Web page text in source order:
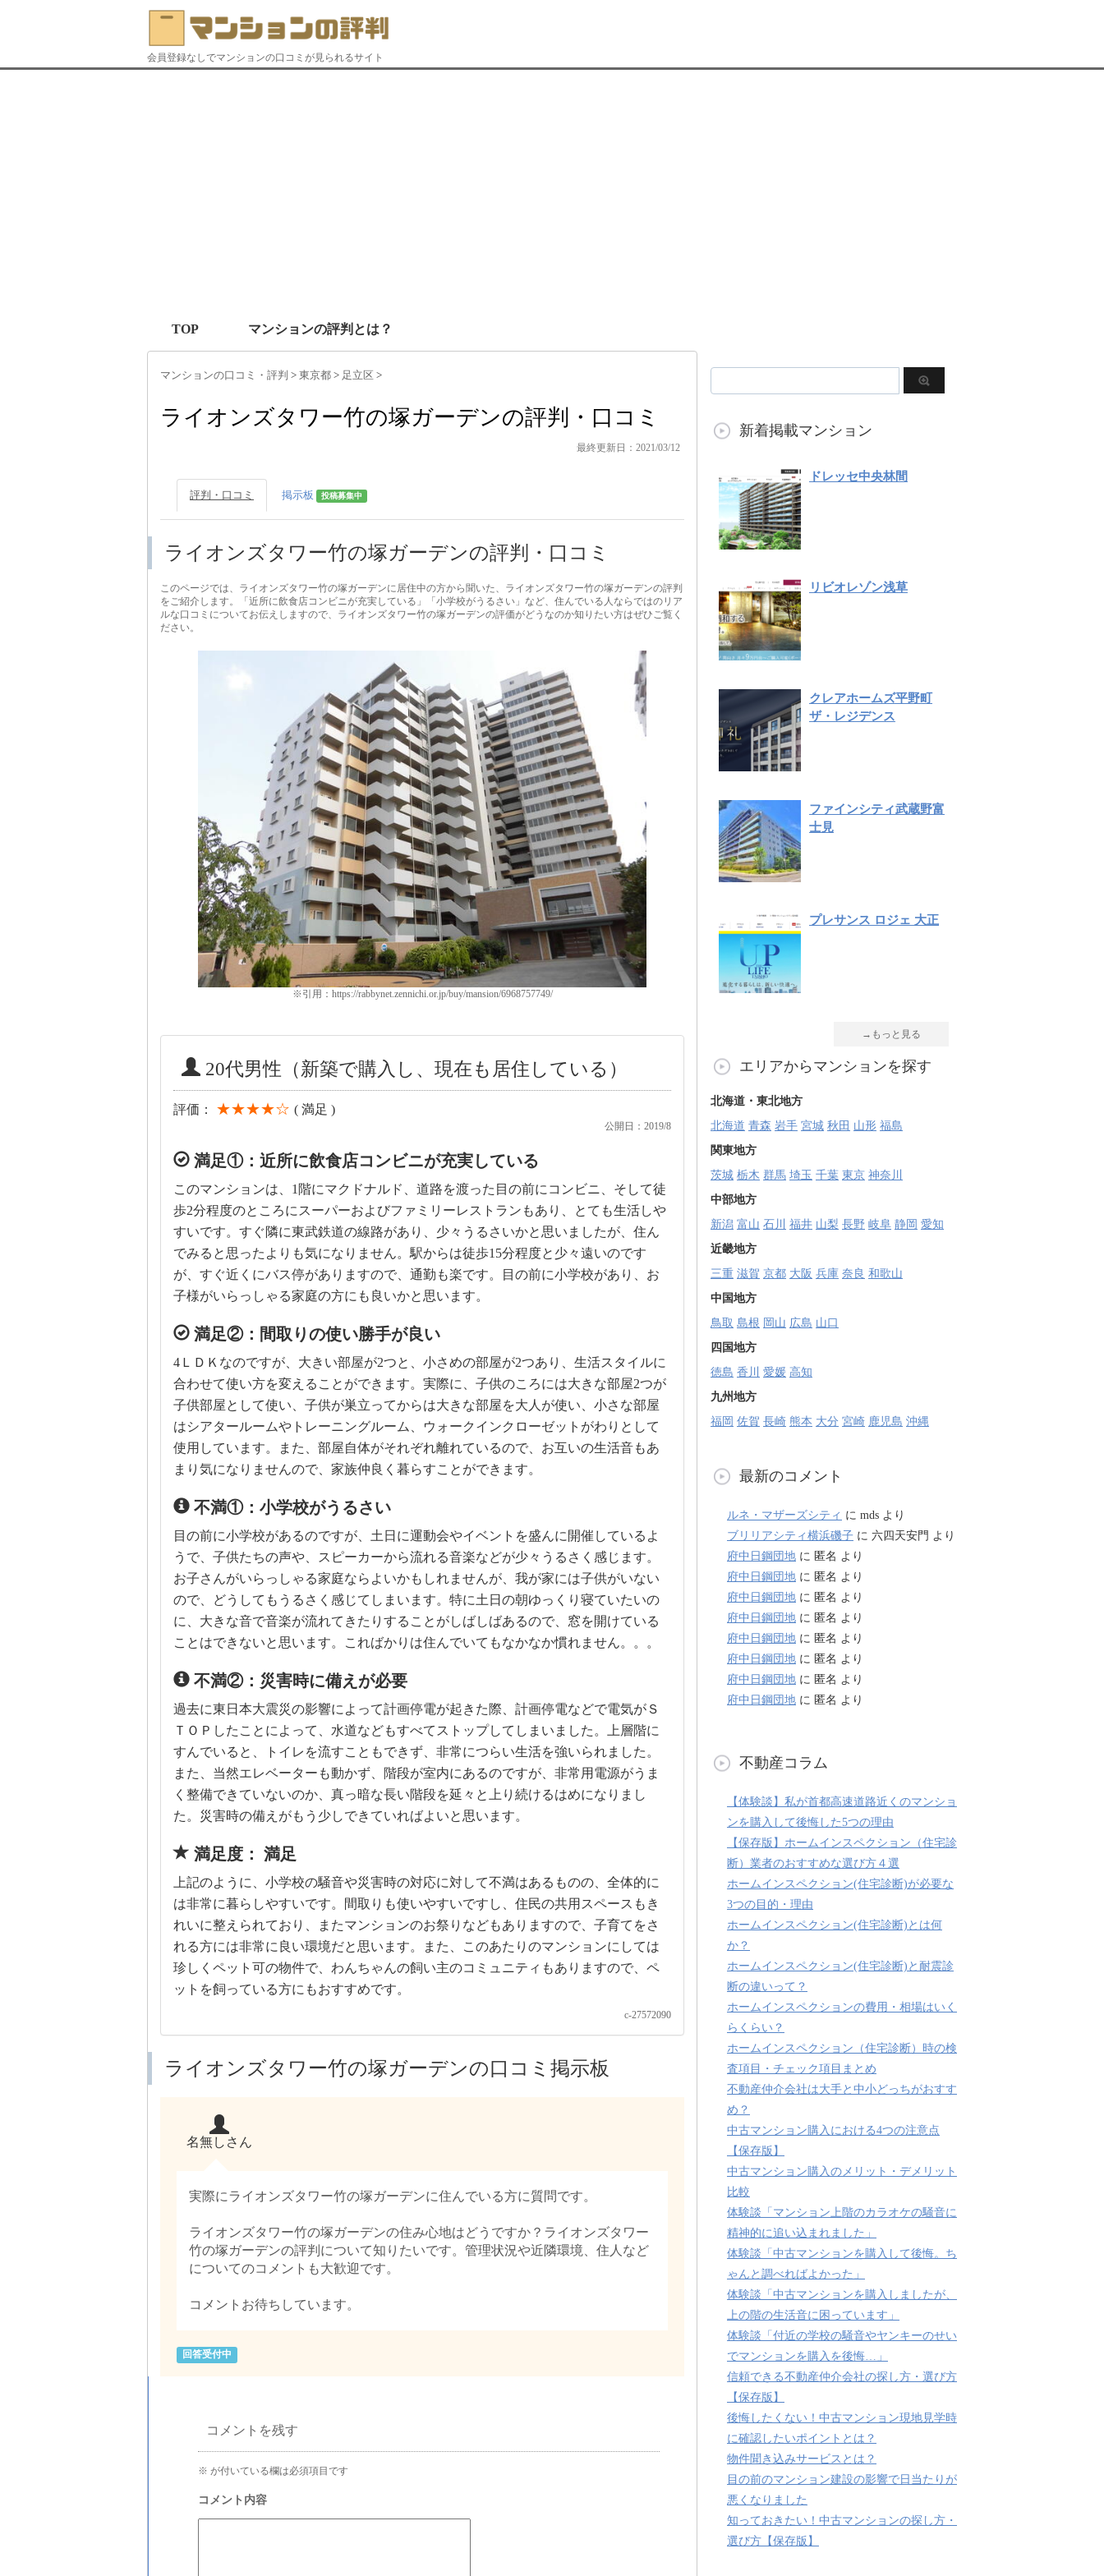
会員登録なしでマンションの口コミが見られるサイト
TOP マンションの評判とは？
マンションの口コミ・評判 > 東京都 > 足立区 >
ライオンズタワー竹の塚ガーデンの評判・口コミ
最終更新日：2021/03/12
評判・口コミ 掲示板 投稿募集中
ライオンズタワー竹の塚ガーデンの評判・口コミ
このページでは、ライオンズタワー竹の塚ガーデンに居住中の方から聞いた、ライオンズタワー竹の塚ガーデンの評判
をご紹介します。「近所に飲食店コンビニが充実している」「小学校がうるさい」など、住んでいる人ならではのリア
ルな口コミについてお伝えしますので、ライオンズタワー竹の塚ガーデンの評価がどうなのか知りたい方はぜひご覧く
ださい。
※引用：https://rabbynet.zennichi.or.jp/buy/mansion/6968757749/
20代男性（新築で購入し、現在も居住している）
評価： ★★★★☆ ( 満足 )
公開日：2019/8
満足①：近所に飲食店コンビニが充実している
このマンションは、1階にマクドナルド、道路を渡った目の前にコンビニ、そして徒
歩2分程度のところにスーパーおよびファミリーレストランもあり、とても生活しや
すいです。すぐ隣に東武鉄道の線路があり、少々うるさいかと思いましたが、住ん
でみると思ったよりも気になりません。駅からは徒歩15分程度と少々遠いのです
が、すぐ近くにバス停がありますので、通勤も楽です。目の前に小学校があり、お
子様がいらっしゃる家庭の方にも良いかと思います。
満足②：間取りの使い勝手が良い
4ＬＤＫなのですが、大きい部屋が2つと、小さめの部屋が2つあり、生活スタイルに
合わせて使い方を変えることができます。実際に、子供のころには大きな部屋2つが
子供部屋として使い、子供が巣立ってからは大きな部屋を大人が使い、小さな部屋
はシアタールームやトレーニングルーム、ウォークインクローゼットがわりとして
使用しています。また、部屋自体がそれぞれ離れているので、お互いの生活音もあ
まり気になりませんので、家族仲良く暮らすことができます。
不満①：小学校がうるさい
目の前に小学校があるのですが、土日に運動会やイベントを盛んに開催しているよ
うで、子供たちの声や、スピーカーから流れる音楽などが少々うるさく感じます。
お子さんがいらっしゃる家庭ならよいかもしれませんが、我が家には子供がいない
ので、どうしてもうるさく感じてしまいます。特に土日の朝ゆっくり寝ていたいの
に、大きな音で音楽が流れてきたりすることがしばしばあるので、窓を開けている
ことはできないと思います。こればかりは住んでいてもなかなか慣れません。。。
不満②：災害時に備えが必要
過去に東日本大震災の影響によって計画停電が起きた際、計画停電などで電気がＳ
ＴＯＰしたことによって、水道などもすべてストップしてしまいました。上層階に
すんでいると、トイレを流すこともできず、非常につらい生活を強いられました。
また、当然エレベーターも動かず、階段が室内にあるのですが、非常用電源がうま
く整備できていないのか、真っ暗な長い階段を延々と上り続けるはめになりまし
た。災害時の備えがもう少しできていればよいと思います。
満足度： 満足
上記のように、小学校の騒音や災害時の対応に対して不満はあるものの、全体的に
は非常に暮らしやすいです。間取りも使いやすいですし、住民の共用スペースもき
れいに整えられており、またマンションのお祭りなどもありますので、子育てをさ
れる方には非常に良い環境だと思います。また、このあたりのマンションにしては
珍しくペット可の物件で、わんちゃんの飼い主のコミュニティもありますので、ペ
ットを飼っている方にもおすすめです。
c-27572090
ライオンズタワー竹の塚ガーデンの口コミ掲示板
名無しさん
実際にライオンズタワー竹の塚ガーデンに住んでいる方に質問です。
ライオンズタワー竹の塚ガーデンの住み心地はどうですか？ライオンズタワー
竹の塚ガーデンの評判について知りたいです。管理状況や近隣環境、住人など
についてのコメントも大歓迎です。
コメントお待ちしています。
回答受付中
コメントを残す
※ が付いている欄は必須項目です
新着掲載マンション
ドレッセ中央林間
リビオレゾン浅草
クレアホームズ平野町
ザ・レジデンス
ファインシティ武蔵野富
士見
プレサンス ロジェ 大正
→もっと見る
エリアからマンションを探す
北海道・東北地方
北海道 青森 岩手 宮城 秋田 山形 福島
関東地方
茨城 栃木 群馬 埼玉 千葉 東京 神奈川
中部地方
新潟 富山 石川 福井 山梨 長野 岐阜 静岡 愛知
近畿地方
三重 滋賀 京都 大阪 兵庫 奈良 和歌山
中国地方
鳥取 島根 岡山 広島 山口
四国地方
徳島 香川 愛媛 高知
九州地方
福岡 佐賀 長崎 熊本 大分 宮崎 鹿児島 沖縄
最新のコメント
ルネ・マザーズシティ に mds より
ブリリアシティ横浜磯子 に 六四天安門 より
府中日鋼団地 に 匿名 より
府中日鋼団地 に 匿名 より
府中日鋼団地 に 匿名 より
府中日鋼団地 に 匿名 より
府中日鋼団地 に 匿名 より
府中日鋼団地 に 匿名 より
府中日鋼団地 に 匿名 より
府中日鋼団地 に 匿名 より
不動産コラム
【体験談】私が首都高速道路近くのマンショ
ンを購入して後悔した5つの理由
【保存版】ホームインスペクション（住宅診
断）業者のおすすめな選び方４選
ホームインスペクション(住宅診断)が必要な
3つの目的・理由
ホームインスペクション(住宅診断)とは何
か？
ホームインスペクション(住宅診断)と耐震診
断の違いって？
ホームインスペクションの費用・相場はいく
らくらい？
ホームインスペクション（住宅診断）時の検
査項目・チェック項目まとめ
不動産仲介会社は大手と中小どっちがおすす
め？
中古マンション購入における4つの注意点
【保存版】
中古マンション購入のメリット・デメリット
比較
体験談「マンション上階のカラオケの騒音に
精神的に追い込まれました」
体験談「中古マンションを購入して後悔。ち
ゃんと調べればよかった」
体験談「中古マンションを購入しましたが、
上の階の生活音に困っています」
体験談「付近の学校の騒音やヤンキーのせい
でマンションを購入を後悔…」
信頼できる不動産仲介会社の探し方・選び方
【保存版】
後悔したくない！中古マンション現地見学時
に確認したいポイントとは？
物件聞き込みサービスとは？
目の前のマンション建設の影響で日当たりが
悪くなりました
知っておきたい！中古マンションの探し方・
選び方【保存版】